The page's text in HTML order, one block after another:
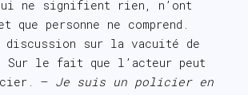
ne signifient rien, n’ont
que personne ne comprend.
discussion sur la vacuité de
Sur le fait que l’acteur peut
– Je suis un policier en